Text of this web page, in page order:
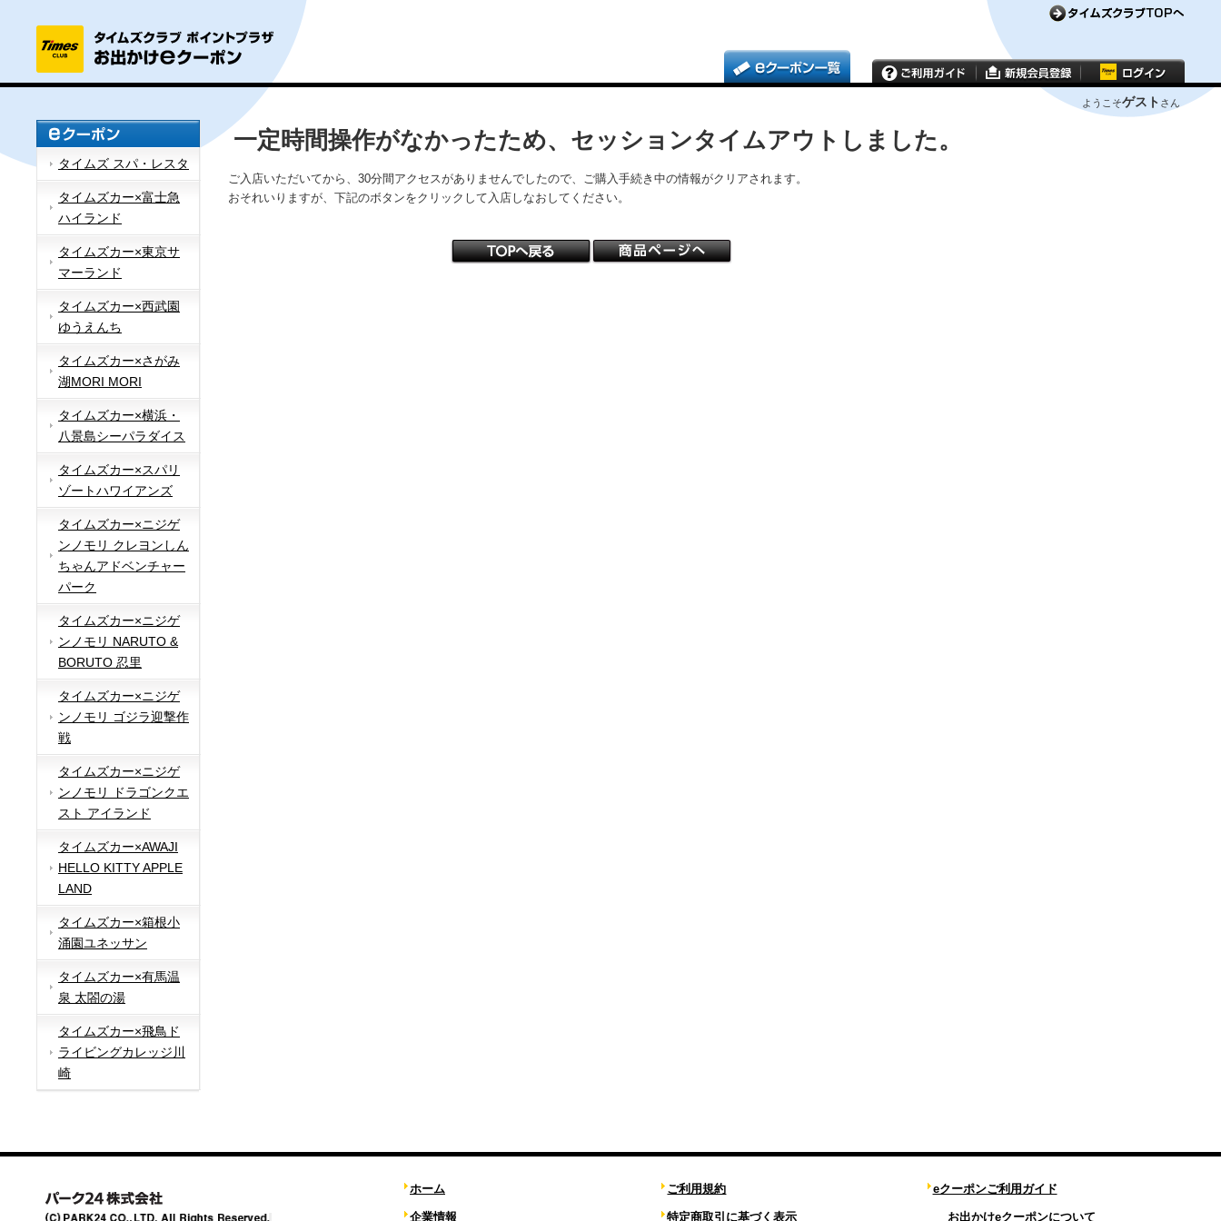
ようこそゲスト さん
タイムズ スパ・レスタ
タイムズカー×富士急
ハイランド
タイムズカー×東京サ
マーランド
タイムズカー×西武園
ゆうえんち
タイムズカー×さがみ
湖MORI MORI
タイムズカー×横浜・
八景島シーパラダイス
タイムズカー×スパリ
ゾートハワイアンズ
タイムズカー×ニジゲ
ンノモリ クレヨンしん
ちゃんアドベンチャー
パーク
タイムズカー×ニジゲ
ンノモリ NARUTO &
BORUTO 忍里
タイムズカー×ニジゲ
ンノモリ ゴジラ迎撃作
戦
タイムズカー×ニジゲ
ンノモリ ドラゴンクエ
スト アイランド
タイムズカー×AWAJI
HELLO KITTY APPLE
LAND
タイムズカー×箱根小
涌園ユネッサン
タイムズカー×有馬温
泉 太閤の湯
タイムズカー×飛鳥ド
ライビングカレッジ川
崎
一定時間操作がなかったため、セッションタイムアウトしました。
ご入店いただいてから、30分間アクセスがありませんでしたので、ご購入手続き中の情報がクリアされます。
おそれいりますが、下記のボタンをクリックして入店しなおしてください。
ホーム
企業情報
ご利用規約
特定商取引に基づく表示
eクーポンご利用ガイド
お出かけeクーポンについて